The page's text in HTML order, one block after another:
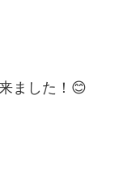
ました！😊